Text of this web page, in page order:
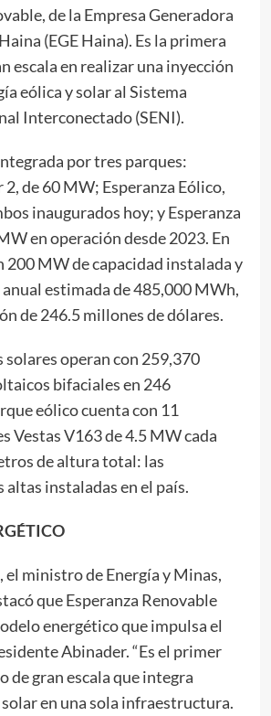
de la Empresa Generadora
(EGE Haina). Es la primera
escala en realizar una inyección
eólica y solar al Sistema
Interconectado (SENI).
por tres parques:
2, de 60 MW; Esperanza Eólico,
inaugurados hoy; y Esperanza
en operación desde 2023. En
200 MW de capacidad instalada y
estimada de 485,000 MWh,
de 246.5 millones de dólares.
solares operan con 259,370
bifaciales en 246
eólico cuenta con 11
Vestas V163 de 4.5 MW cada
de altura total: las
instaladas en el país.
el ministro de Energía y Minas,
que Esperanza Renovable
energético que impulsa el
Abinader. “Es el primer
de gran escala que integra
en una sola infraestructura.